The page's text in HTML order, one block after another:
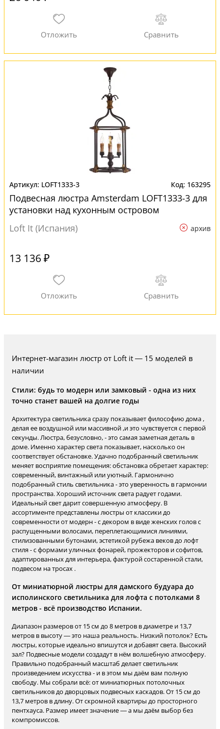
LOFT1333-3 163295
Подвесная люстра Amsterdam LOFT1333-3 для
установки над кухонным островом
Loft It (Испания)
архив
13 136 ₽
Интернет-магазин люстр от Loft it — 15 моделей в
наличии
Стили: будь то модерн или замковый - одна из них
точно станет вашей на долгие годы
Архитектура светильника сразу показывает философию дома ,
делая ее воздушной или массивной ,и это чувствуется с первой
секунды. Люстра, безусловно, - это самая заметная деталь в
доме. Именно характер света показывает, насколько он
соответствует обстановке. Удачно подобранный светильник
меняет восприятие помещения: обстановка обретает характер:
современный, винтажный или уютный. Гармонично
подобранный стиль светильника - это уверенность в гармонии
пространства. Хороший источник света радует годами.
Идеальный свет дарит совершенную атмосферу. В
ассортименте представлены люстры от классики до
современности от модерн - с декором в виде женских голов с
распущенными волосами, переплетающимися линиями,
стилизованными бутонами, эстетикой рубежа веков до лофт
стиля - с формами уличных фонарей, прожекторов и софитов,
адаптированных для интерьера, фактурой состаренной стали,
подвесом на тросах .
От миниатюрной люстры для дамского будуара до
исполинского светильника для лофта с потолками 8
метров - всё производство Испании.
Диапазон размеров от 15 см до 8 метров в диаметре и 13,7
метров в высоту — это наша реальность. Низкий потолок? Есть
люстры, которые идеально впишутся и добавят света. Высокий
зал? Подвесные модели создадут в нём волшебную атмосферу.
Правильно подобранный масштаб делает светильник
произведением искусства - и в этом мы даём вам полную
свободу. Мы собрали всё: от миниатюрных потолочных
светильников до дворцовых подвесных каскадов. От 15 см до
13,7 метров в длину. От скромной квартиры до просторного
пентхауса. Размер имеет значение — а мы даём выбор без
компромиссов.